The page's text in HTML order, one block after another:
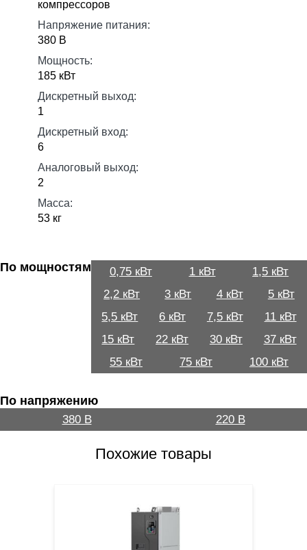
компрессоров
Напряжение питания:
380 В
Мощность:
185 кВт
Дискретный выход:
1
Дискретный вход:
6
Аналоговый выход:
2
Масса:
53 кг
По мощностям 0,75 кВт 1 кВт
1,5 кВт
2,2 кВт
3 кВт 4 кВт
5 кВт
5,5 кВт
6 кВт 7,5 кВт
11 кВт
15 кВт
22 кВт 30 кВт
37 кВт
55 кВт
75 кВт 100 кВт
По напряжению
380 В 220 В
Похожие товары